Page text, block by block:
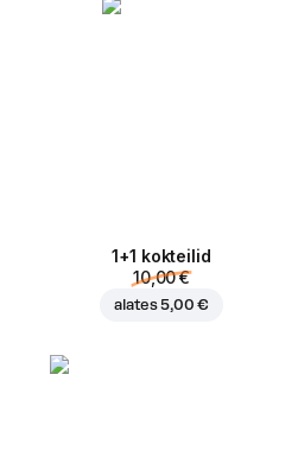
1+1 kokteilid
10,00 €
alates5,00 €